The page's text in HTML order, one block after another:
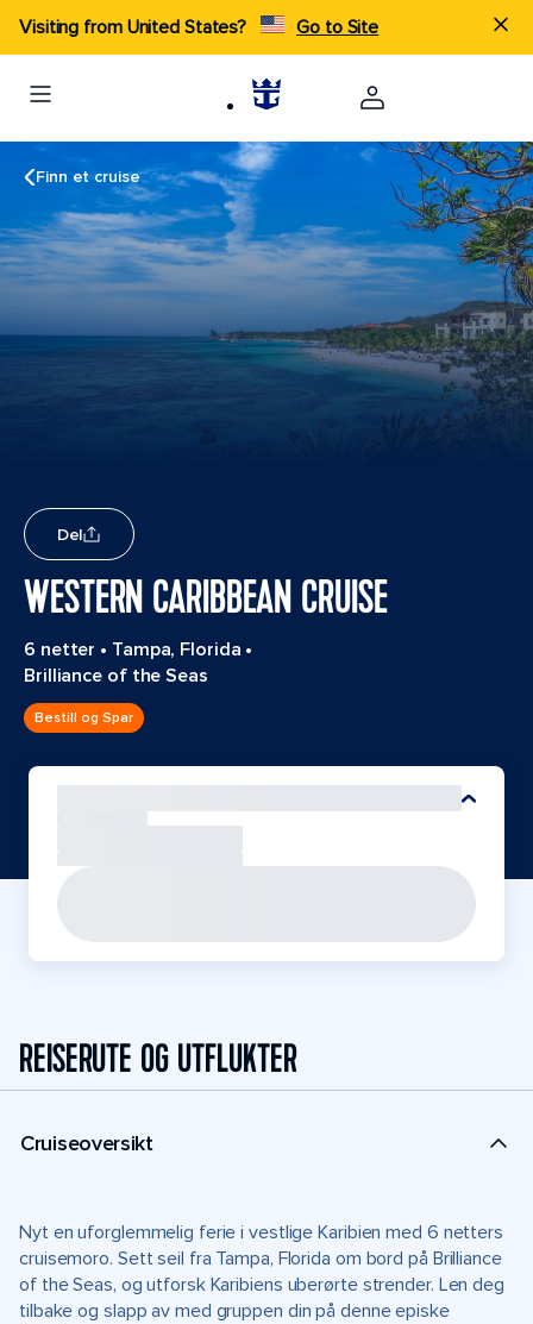
Visiting from United States? Go to Site
Finn et cruise
Del
WESTERN CARIBBEAN CRUISE
6 netter • Tampa, Florida •
Brilliance of the Seas
Bestill og Spar
REISERUTE OG UTFLUKTER
Cruiseoversikt
Nyt en uforglemmelig ferie i vestlige Karibien med 6 netters
cruisemoro. Sett seil fra Tampa, Florida om bord på Brilliance
of the Seas, og utforsk Karibiens uberørte strender. Len deg
tilbake og slapp av med gruppen din på denne episke